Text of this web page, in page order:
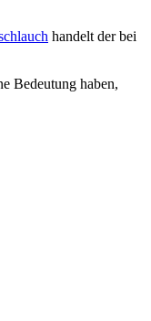
handelt der bei
Bedeutung haben,